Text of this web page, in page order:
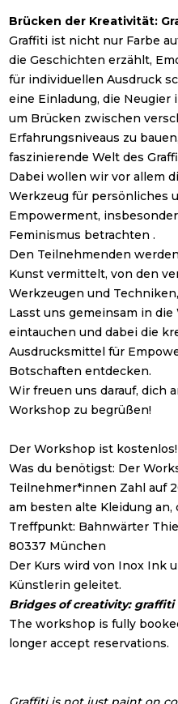
Brücken der Kreativität:
Graffiti ist nicht nur Farbe
die Geschichten erzählt,
für individuellen Ausdruck
eine Einladung, die Neugier
um Brücken zwischen
Erfahrungsniveaus zu
faszinierende Welt des
Dabei wollen wir vor allem
Werkzeug für persönliches
Empowerment,
Feminismus betrachten .
Den Teilnehmenden
Kunst vermittelt, von den
Werkzeugen und
Lasst uns gemeinsam in
eintauchen und dabei die
Ausdrucksmittel für
Botschaften entdecken.
Wir freuen uns darauf, dich
Workshop zu begrüßen!
Der Workshop ist kostenlos!
Was du benötigst: Der
Teilnehmer*innen Zahl auf
am besten alte Kleidung an,
Treffpunkt: Bahnwärter
80337 München
Der Kurs wird von Inox Ink
Künstlerin geleitet.
Bridges of creativity:
The workshop is fully
longer accept reservations.